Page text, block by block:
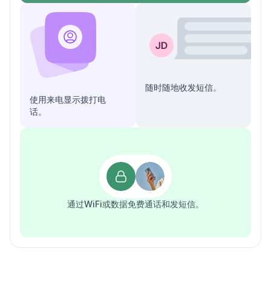
使用来电显示拨打电
话。
随时随地收发短信。
通过WiFi或数据免费通话和发短信。